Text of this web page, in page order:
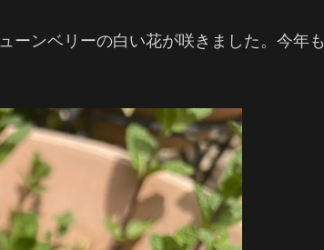
ーンベリーの白い花が咲きました。今年も